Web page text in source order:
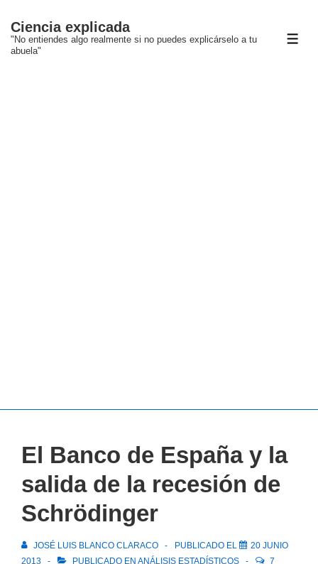
Saltar
Ciencia explicada
"No entiendes algo realmente si no puedes explicárselo a tu
abuela"
El Banco de España y la
salida de la recesión de
Schrödinger
JOSÉ LUIS BLANCO CLARACO PUBLICADO EL
20 JUNIO
2013
PUBLICADO EN ANÁLISIS ESTADÍSTICOS
7